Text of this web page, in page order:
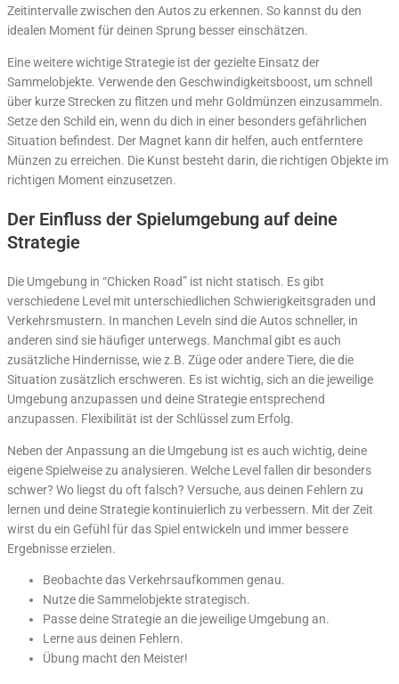
Zeitintervalle zwischen den Autos zu erkennen. So kannst du den
idealen Moment für deinen Sprung besser einschätzen.
Eine weitere wichtige Strategie ist der gezielte Einsatz der
Sammelobjekte. Verwende den Geschwindigkeitsboost, um schnell
über kurze Strecken zu flitzen und mehr Goldmünzen einzusammeln.
Setze den Schild ein, wenn du dich in einer besonders gefährlichen
Situation befindest. Der Magnet kann dir helfen, auch entferntere
Münzen zu erreichen. Die Kunst besteht darin, die richtigen Objekte im
richtigen Moment einzusetzen.
Der Einfluss der Spielumgebung auf deine
Strategie
Die Umgebung in “Chicken Road” ist nicht statisch. Es gibt
verschiedene Level mit unterschiedlichen Schwierigkeitsgraden und
Verkehrsmustern. In manchen Leveln sind die Autos schneller, in
anderen sind sie häufiger unterwegs. Manchmal gibt es auch
zusätzliche Hindernisse, wie z.B. Züge oder andere Tiere, die die
Situation zusätzlich erschweren. Es ist wichtig, sich an die jeweilige
Umgebung anzupassen und deine Strategie entsprechend
anzupassen. Flexibilität ist der Schlüssel zum Erfolg.
Neben der Anpassung an die Umgebung ist es auch wichtig, deine
eigene Spielweise zu analysieren. Welche Level fallen dir besonders
schwer? Wo liegst du oft falsch? Versuche, aus deinen Fehlern zu
lernen und deine Strategie kontinuierlich zu verbessern. Mit der Zeit
wirst du ein Gefühl für das Spiel entwickeln und immer bessere
Ergebnisse erzielen.
Beobachte das Verkehrsaufkommen genau.
Nutze die Sammelobjekte strategisch.
Passe deine Strategie an die jeweilige Umgebung an.
Lerne aus deinen Fehlern.
Übung macht den Meister!